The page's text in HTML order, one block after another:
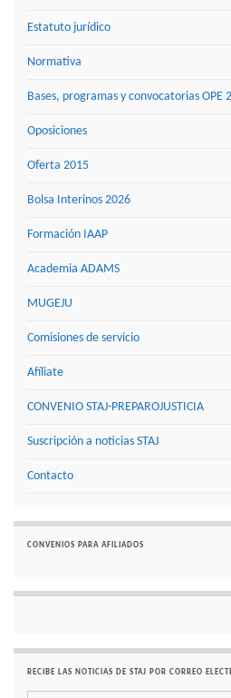
Estatuto jurídico
Normativa
Bases, programas y convocatorias OPE
Oposiciones
Oferta 2015
Bolsa Interinos 2026
Formación IAAP
Academia ADAMS
MUGEJU
Comisiones de servicio
Afíliate
CONVENIO STAJ-PREPAROJUSTICIA
Suscripción a noticias STAJ
Contacto
CONVENIOS PARA AFILIADOS
RECIBE LAS NOTICIAS DE STAJ POR CORREO